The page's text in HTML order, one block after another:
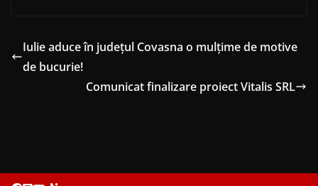
Iulie aduce în județul Covasna o mulțime de motive
de bucurie!
Comunicat finalizare proiect Vitalis SRL